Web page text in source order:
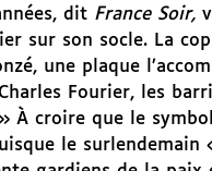
dit France Soir,
sur son socle. La
une plaque
Fourier, les
À croire que le
le surlendemain